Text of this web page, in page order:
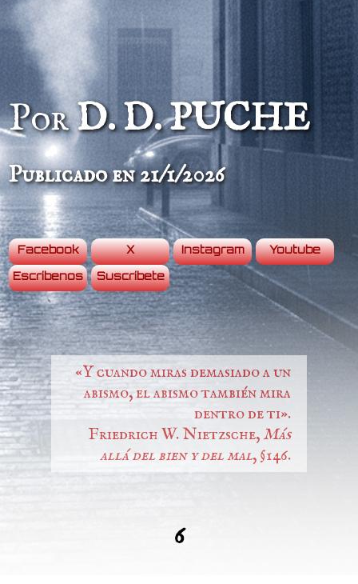
PorD. D. PUCHE
Publicado en 21/1/2026
Facebook X Instagram Youtube
Escríbenos Suscríbete
«Y cuando miras demasiado a un
abismo, el abismo también mira
dentro de ti».
Friedrich W. Nietzsche,Más
allá del bien y del mal, §146.
6